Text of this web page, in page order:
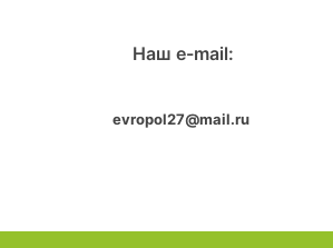
Наш e-mail:
evropol27@mail.ru